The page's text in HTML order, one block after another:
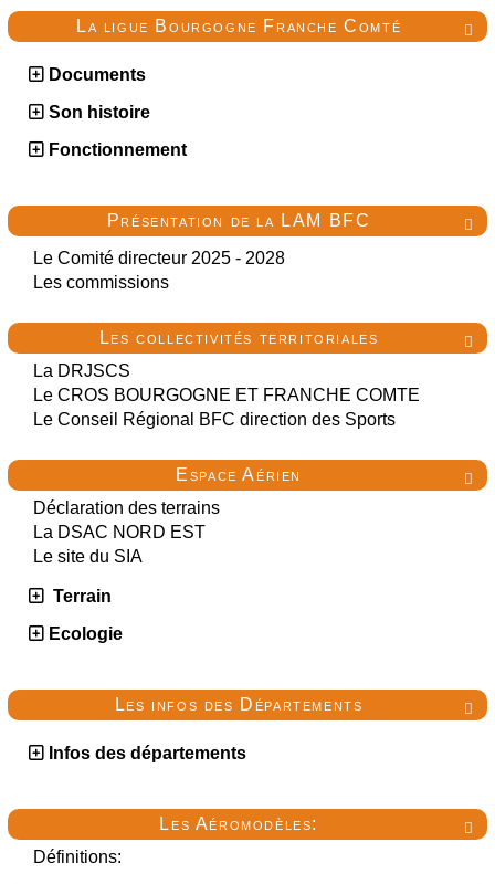

La ligue Bourgogne Franche Comté
Documents
Son histoire
Fonctionnement

Présentation de la LAM BFC
Le Comité directeur 2025 - 2028
Les commissions

Les collectivités territoriales
La DRJSCS
Le CROS BOURGOGNE ET FRANCHE COMTE
Le Conseil Régional BFC direction des Sports

Espace Aérien
Déclaration des terrains
La DSAC NORD EST
Le site du SIA
Terrain
Ecologie

Les infos des Départements
Infos des départements

Les Aéromodèles:
Définitions: